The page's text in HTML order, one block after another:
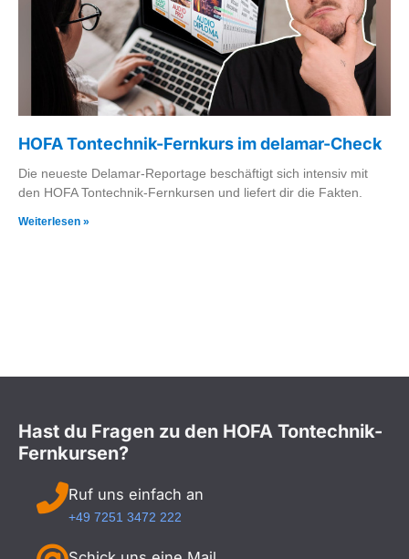
HOFA Tontechnik-Fernkurs im delamar-Check
Die neueste Delamar-Reportage beschäftigt sich intensiv mit
den HOFA Tontechnik-Fernkursen und liefert dir die Fakten.
Weiterlesen »
Hast du Fragen zu den HOFA Tontechnik-
Fernkursen?
Ruf uns einfach an
+49 7251 3472 222